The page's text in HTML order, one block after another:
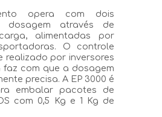
opera com dois
dosagem através de
alimentadas por
O controle
realizado por inversores
faz com que a dosagem
precisa. A EP 3000 é
embalar pacotes de
com 0,5 Kg e 1 Kg de